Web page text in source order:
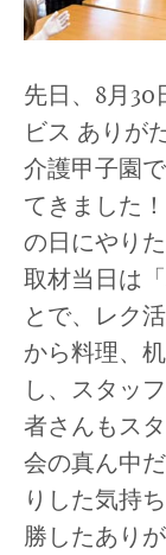
先日、8月30
ビス ありが
介護甲子園
てきました
の日にやり
取材当日は
とで、レク
から料理、
し、スタッ
者さんもス
会の真ん中
りした気持
勝したあり